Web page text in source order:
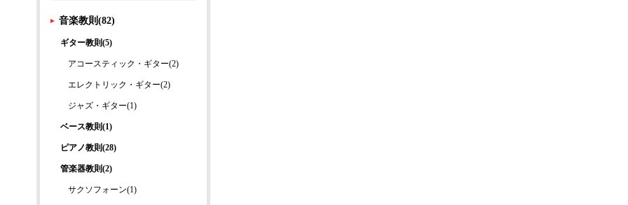
音楽教則(82)
ギター教則(5)
アコースティック・ギター(2)
エレクトリック・ギター(2)
ジャズ・ギター(1)
ベース教則(1)
ピアノ教則(28)
管楽器教則(2)
サクソフォーン(1)